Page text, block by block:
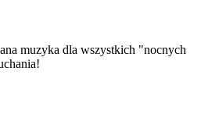
muzyka dla wszystkich "nocnych